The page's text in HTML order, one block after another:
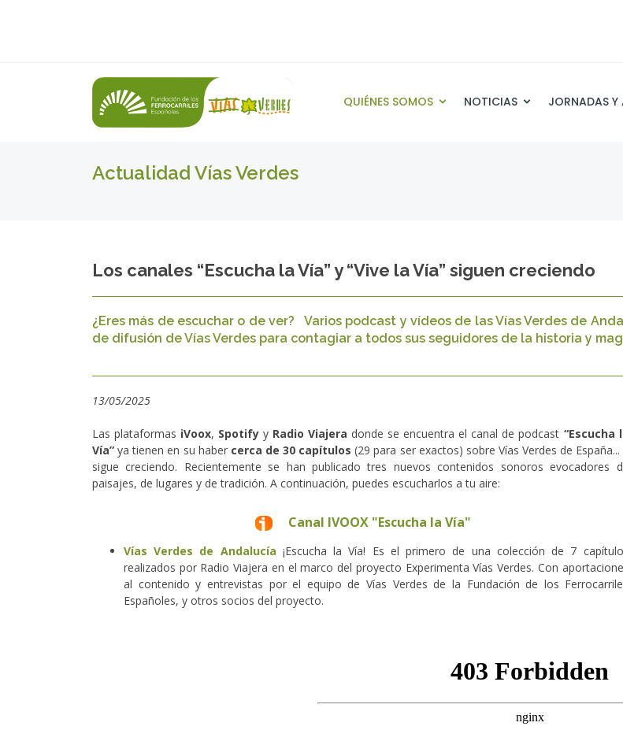
QUIÉNES SOMOS NOTICIAS JORNADAS Y
Actualidad Vías Verdes
Los canales “Escucha la Vía” y “Vive la Vía” siguen creciendo
¿Eres más de escuchar o de ver? Varios podcast y vídeos de las Vías Verdes de
de difusión de Vías Verdes para contagiar a todos sus seguidores de la historia y
13/05/2025
Las plataformas iVoox, Spotifyy Radio Viajera donde se encuentra el canal de podcast “Escucha
Vía”ya tienen en su haber cerca de 30 capítulos (29 para ser exactos) sobre Vías Verdes de España...
sigue creciendo. Recientemente se han publicado tres nuevos contenidos sonoros evocadores
paisajes, de lugares y de tradición. A continuación, puedes escucharlos a tu aire:
Canal IVOOX "Escucha la Vía"
Vías Verdes de Andalucía ¡Escucha la Vía! Es el primero de una colección de 7
realizados por Radio Viajera en el marco del proyecto Experimenta Vías Verdes. Con
al contenido y entrevistas por el equipo de Vías Verdes de la Fundación de los
Españoles, y otros socios del proyecto.